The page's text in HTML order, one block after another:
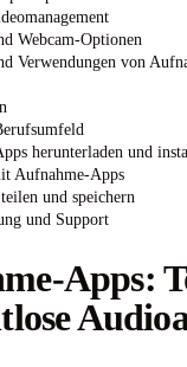
Webcam-Optionen
Verwendungen von
herunterladen und
Aufnahme-Apps
und speichern
und Support
Apps: